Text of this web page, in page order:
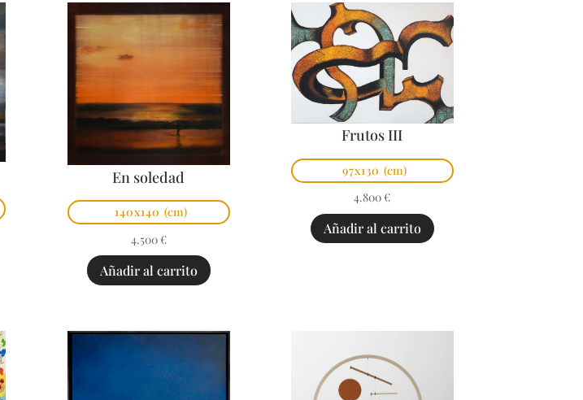
En soledad
140x140 (cm)
4.500 €
Añadir al carrito
Frutos III
97x130 (cm)
4.800 €
Añadir al carrito